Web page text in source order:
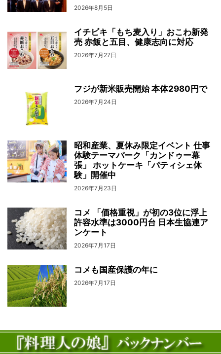
2026年8月5日
イチビキ「もち麦入り」おこわ新発
売 赤飯と五目、健康志向に対応
2026年7月27日
フジが新米販売開始 本体2980円で
2026年7月24日
昭和産業、夏休み限定イベント 仕事
体験テーマパーク「カンドゥー幕
張」 ホットケーキ「パティシェ体
験」開催中
2026年7月23日
コメ 「価格重視」が初の3位に浮上
許容水準は3000円台 日本生協連ア
ンケート
2026年7月17日
コメも国産保護の年に
2026年7月17日